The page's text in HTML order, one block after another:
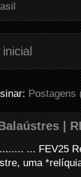
Postagens
|
... FEV25
uma